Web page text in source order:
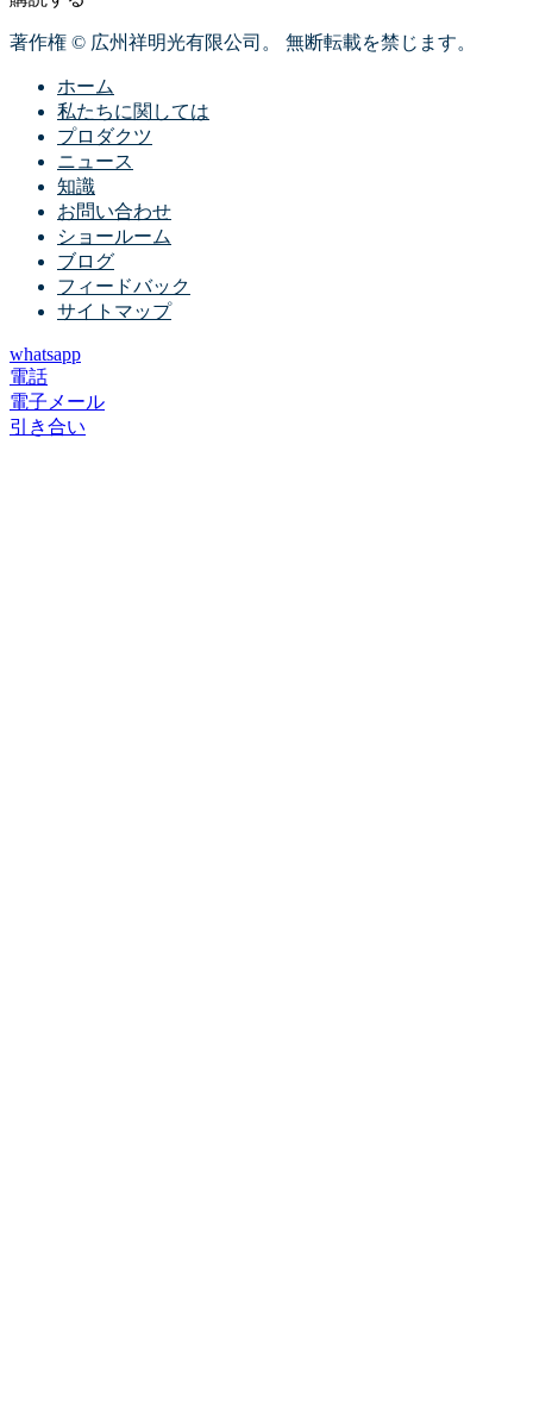
著作権 © 広州祥明光有限公司。 無断転載を禁じます。
ホーム
私たちに関しては
プロダクツ
ニュース
知識
お問い合わせ
ショールーム
ブログ
フィードバック
サイトマップ
whatsapp
電話
電子メール
引き合い